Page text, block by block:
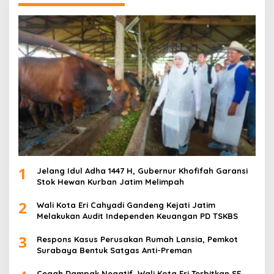
1
Jelang Idul Adha 1447 H, Gubernur Khofifah Garansi
Stok Hewan Kurban Jatim Melimpah
2
Wali Kota Eri Cahyadi Gandeng Kejati Jatim
Melakukan Audit Independen Keuangan PD TSKBS
3
Respons Kasus Perusakan Rumah Lansia, Pemkot
Surabaya Bentuk Satgas Anti-Preman